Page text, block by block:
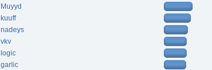
Muyyd
kuuff
nadeys
vkv
logic
garlic